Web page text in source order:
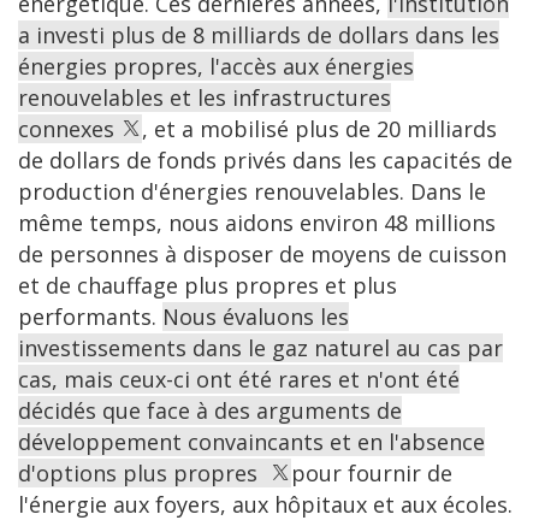
a investi plus de 8 milliards de dollars dans les
énergies propres, l'accès aux énergies
renouvelables et les infrastructures
connexes
, et a mobilisé plus de 20 milliards
de dollars de fonds privés dans les capacités de
production d'énergies renouvelables. Dans le
même temps, nous aidons environ 48 millions
de personnes à disposer de moyens de cuisson
et de chauffage plus propres et plus
performants. Nous évaluons les
investissements dans le gaz naturel au cas par
cas, mais ceux-ci ont été rares et n'ont été
décidés que face à des arguments de
développement convaincants et en l'absence
d'options plus propres
pour fournir de
l'énergie aux foyers, aux hôpitaux et aux écoles.